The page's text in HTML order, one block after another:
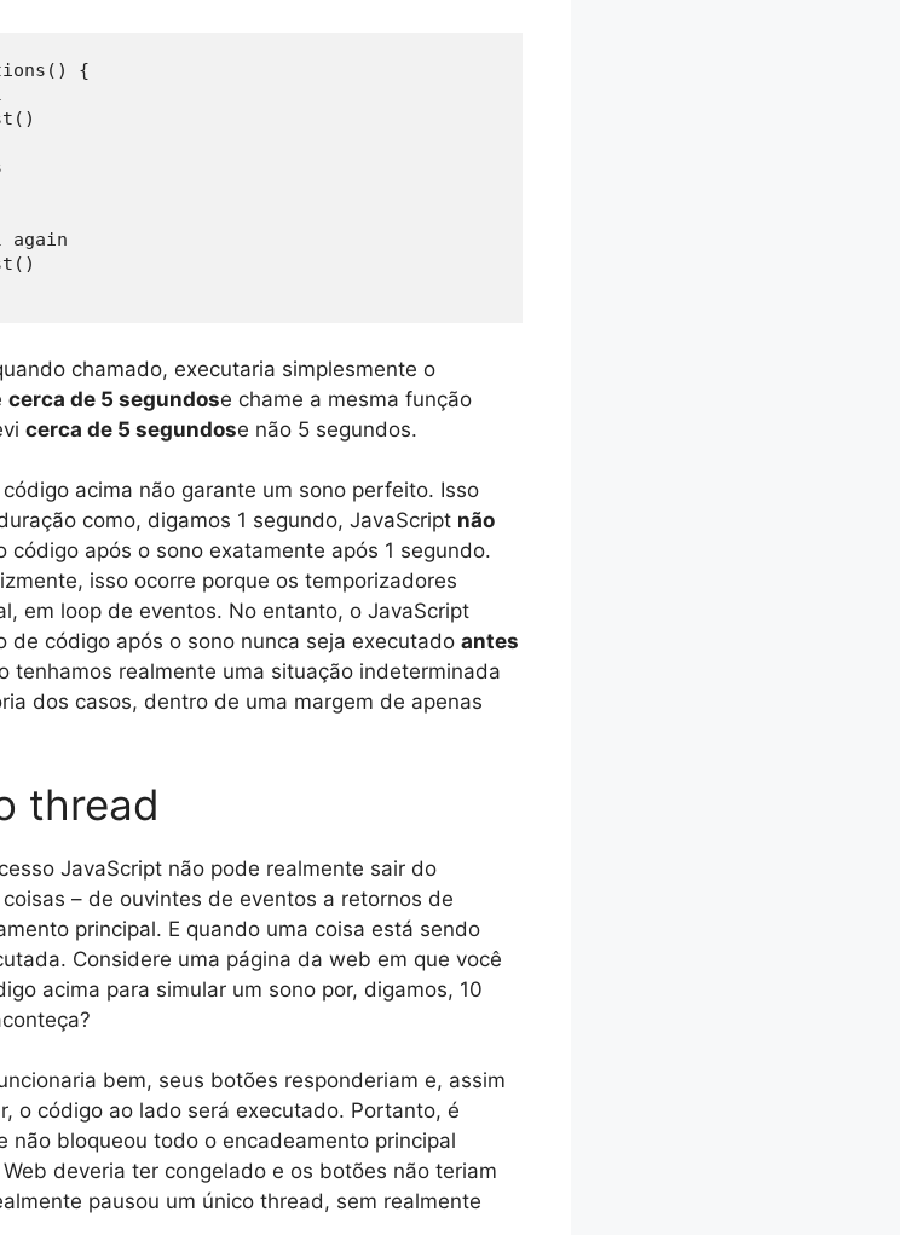
{
chamado, executaria simplesmente o
cerca de 5 segundose chame a mesma função
cerca de 5 segundose não 5 segundos.
acima não garante um sono perfeito. Isso
como, digamos 1 segundo, JavaScript não
código após o sono exatamente após 1 segundo.
isso ocorre porque os temporizadores
em loop de eventos. No entanto, o JavaScript
de código após o sono nunca seja executado antes
tenhamos realmente uma situação indeterminada
dos casos, dentro de uma margem de apenas
thread
JavaScript não pode realmente sair do
– de ouvintes de eventos a retornos de
principal. E quando uma coisa está sendo
Considere uma página da web em que você
acima para simular um sono por, digamos, 10
bem, seus botões responderiam e, assim
o código ao lado será executado. Portanto, é
não bloqueou todo o encadeamento principal
deveria ter congelado e os botões não teriam
pausou um único thread, sem realmente